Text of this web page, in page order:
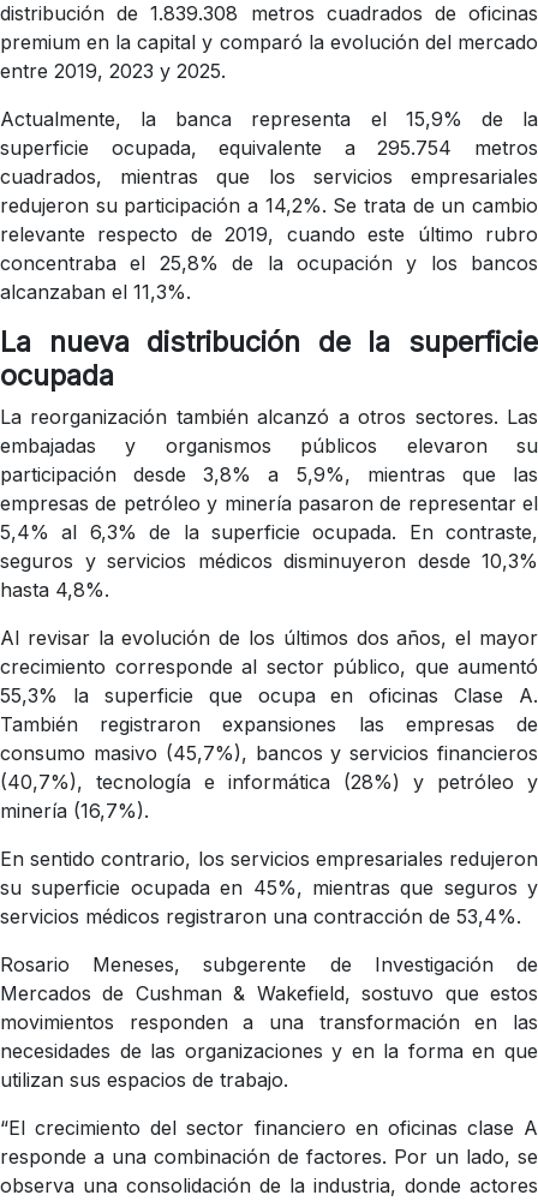
distribución de 1.839.308 metros cuadrados de oficinas
premium en la capital y comparó la evolución del mercado
entre 2019, 2023 y 2025.
Actualmente, la banca representa el 15,9% de la
superficie ocupada, equivalente a 295.754 metros
cuadrados, mientras que los servicios empresariales
redujeron su participación a 14,2%. Se trata de un cambio
relevante respecto de 2019, cuando este último rubro
concentraba el 25,8% de la ocupación y los bancos
alcanzaban el 11,3%.
La nueva distribución de la superficie
ocupada
La reorganización también alcanzó a otros sectores. Las
embajadas y organismos públicos elevaron su
participación desde 3,8% a 5,9%, mientras que las
empresas de petróleo y minería pasaron de representar el
5,4% al 6,3% de la superficie ocupada. En contraste,
seguros y servicios médicos disminuyeron desde 10,3%
hasta 4,8%.
Al revisar la evolución de los últimos dos años, el mayor
crecimiento corresponde al sector público, que aumentó
55,3% la superficie que ocupa en oficinas Clase A.
También registraron expansiones las empresas de
consumo masivo (45,7%), bancos y servicios financieros
(40,7%), tecnología e informática (28%) y petróleo y
minería (16,7%).
En sentido contrario, los servicios empresariales redujeron
su superficie ocupada en 45%, mientras que seguros y
servicios médicos registraron una contracción de 53,4%.
Rosario Meneses, subgerente de Investigación de
Mercados de Cushman & Wakefield, sostuvo que estos
movimientos responden a una transformación en las
necesidades de las organizaciones y en la forma en que
utilizan sus espacios de trabajo.
“El crecimiento del sector financiero en oficinas clase A
responde a una combinación de factores. Por un lado, se
observa una consolidación de la industria, donde actores